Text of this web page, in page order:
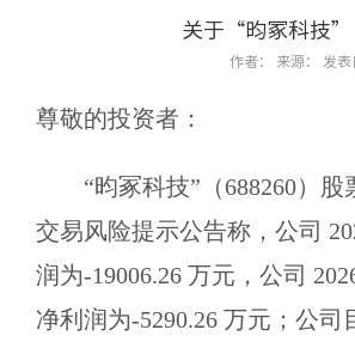
关于“昀冢科技”
作者： 来源： 发
尊敬的投资者：
“昀冢科技”（688260）
交易风险提示公告称，公司
润为-19006.26 万元，公司
净利润为-5290.26 万元；公